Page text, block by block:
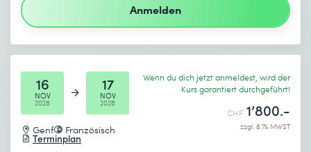
Anmelden
16
NOV
2026
17
NOV
2026
Genf Französisch
Terminplan
Wenn du dich jetzt anmeldest, wird der
Kurs garantiert durchgeführt!
CHF 1’800.-
zzgl. 8.1% MWST